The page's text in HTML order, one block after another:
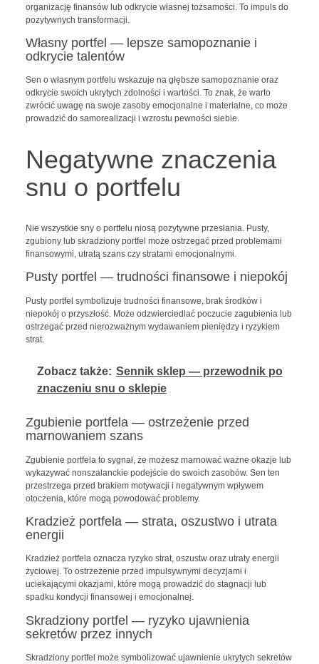
organizację finansów lub odkrycie własnej tożsamości. To impuls do
pozytywnych transformacji.
Własny portfel — lepsze samopoznanie i
odkrycie talentów
Sen o własnym portfelu wskazuje na głębsze samopoznanie oraz
odkrycie swoich ukrytych zdolności i wartości. To znak, że warto
zwrócić uwagę na swoje zasoby emocjonalne i materialne, co może
prowadzić do samorealizacji i wzrostu pewności siebie.
Negatywne znaczenia
snu o portfelu
Nie wszystkie sny o portfelu niosą pozytywne przesłania. Pusty,
zgubiony lub skradziony portfel może ostrzegać przed problemami
finansowymi, utratą szans czy stratami emocjonalnymi.
Pusty portfel — trudności finansowe i niepokój
Pusty portfel symbolizuje trudności finansowe, brak środków i
niepokój o przyszłość. Może odzwierciedlać poczucie zagubienia lub
ostrzegać przed nierozważnym wydawaniem pieniędzy i ryzykiem
strat.
Zobacz także: Sennik sklep — przewodnik po
znaczeniu snu o sklepie
Zgubienie portfela — ostrzeżenie przed
marnowaniem szans
Zgubienie portfela to sygnał, że możesz marnować ważne okazje lub
wykazywać nonszalanckie podejście do swoich zasobów. Sen ten
przestrzega przed brakiem motywacji i negatywnym wpływem
otoczenia, które mogą powodować problemy.
Kradzież portfela — strata, oszustwo i utrata
energii
Kradzież portfela oznacza ryzyko strat, oszustw oraz utraty energii
życiowej. To ostrzeżenie przed impulsywnymi decyzjami i
uciekającymi okazjami, które mogą prowadzić do stagnacji lub
spadku kondycji finansowej i emocjonalnej.
Skradziony portfel — ryzyko ujawnienia
sekretów przez innych
Skradziony portfel może symbolizować ujawnienie ukrytych sekretów